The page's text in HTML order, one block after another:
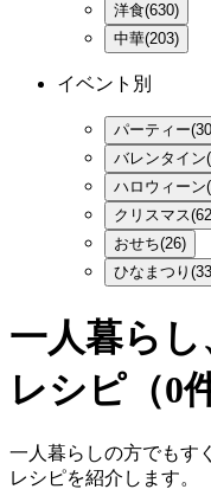
洋食(630)
中華(203)
イベント別
パーティー
バレンタイン
ハロウィーン
クリスマス
おせち(26)
ひなまつり
一人暮らし
レシピ（0
一人暮らしの方でもす
レシピを紹介します。